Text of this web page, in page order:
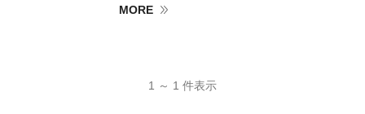
MORE
1 ～ 1 件表示